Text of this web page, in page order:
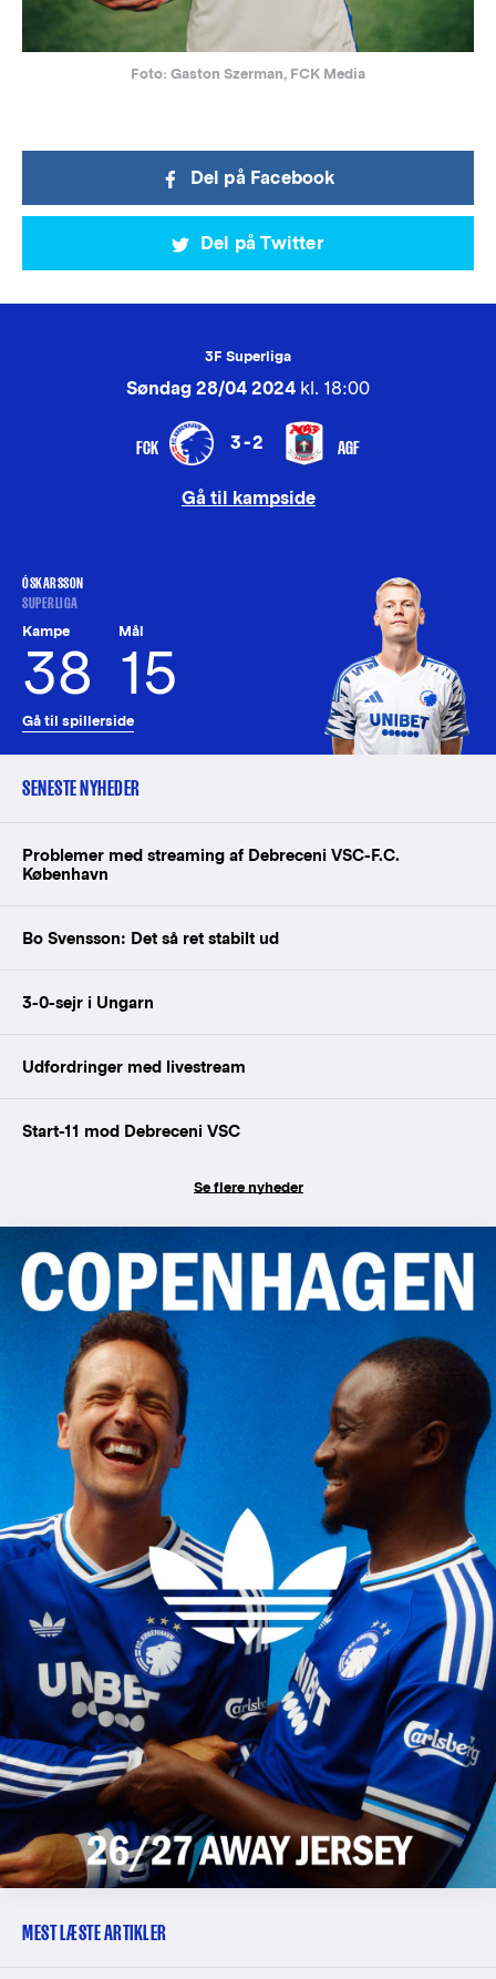
Foto: Gaston Szerman, FCK Media
Del på Facebook
Del på Twitter
3F Superliga
Søndag 28/04 2024 kl. 18:00
FCK 3-2 AGF
Gå til kampside
ÓSKARSSON
SUPERLIGA
Kampe
38
Mål
15
Gå til spillerside
SENESTE NYHEDER
Problemer med streaming af Debreceni VSC-F.C.
København
Bo Svensson: Det så ret stabilt ud
3-0-sejr i Ungarn
Udfordringer med livestream
Start-11 mod Debreceni VSC
Se flere nyheder
MEST LÆSTE ARTIKLER